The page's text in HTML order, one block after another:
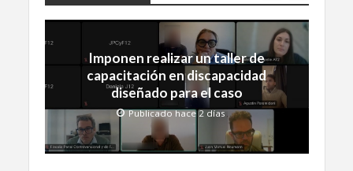
Imponen realizar un taller de
capacitación en discapacidad
diseñado para el caso
Publicado hace 2 días